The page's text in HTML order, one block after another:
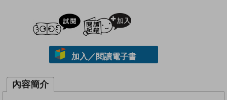
試閲
加入／閱讀電子書
內容簡介